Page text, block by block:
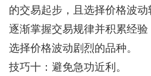
的交易起步，且选择价格波动
逐渐掌握交易规律并积累经
选择价格波动剧烈的品种。
技巧十：避免急功近利。